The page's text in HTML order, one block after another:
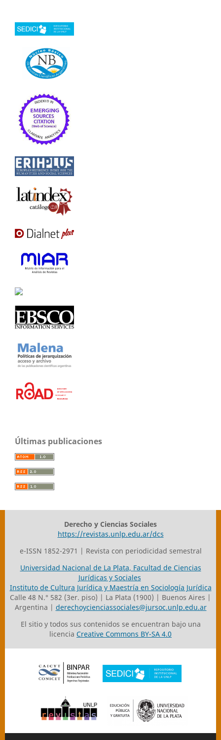
Últimas publicaciones
Derecho y Ciencias Sociales
https://revistas.unlp.edu.ar/dcs
e-ISSN 1852-2971 | Revista con periodicidad semestral
Universidad Nacional de La Plata, Facultad de Ciencias
Jurídicas y Sociales
Instituto de Cultura Jurídica y Maestría en Sociología Jurídica
Calle 48 N.° 582 (3er. piso) | La Plata (1900) | Buenos Aires |
Argentina | derechoycienciassociales@jursoc.unlp.edu.ar
El sitio y todos sus contenidos se encuentran bajo una
licencia Creative Commons BY-SA 4.0